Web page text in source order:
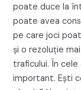
poate duce la
poate avea
pe care joci
și o rezoluție
traficului. În
important. Ești